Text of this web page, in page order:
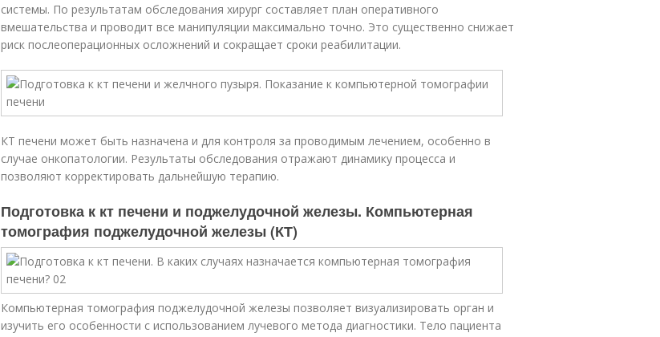
системы. По результатам обследования хирург составляет план оперативного
вмешательства и проводит все манипуляции максимально точно. Это существенно снижает
риск послеоперационных осложнений и сокращает сроки реабилитации.
КТ печени может быть назначена и для контроля за проводимым лечением, особенно в
случае онкопатологии. Результаты обследования отражают динамику процесса и
позволяют корректировать дальнейшую терапию.
Подготовка к кт печени и поджелудочной железы. Компьютерная
томография поджелудочной железы (КТ)
Компьютерная томография поджелудочной железы позволяет визуализировать орган и
изучить его особенности с использованием лучевого метода диагностики. Тело пациента